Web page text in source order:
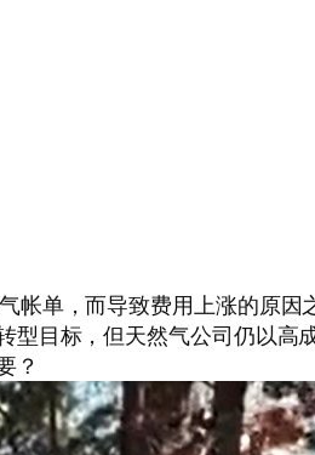
帐单，而导致费用上涨的原
目标，但天然气公司仍以高
？